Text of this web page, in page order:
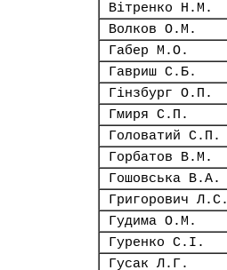
Вітренко Н.М.
Волков О.М.
Габер М.О.
Гавриш С.Б.
Гінзбург О.П.
Гмиря С.П.
Головатий С.П.
Горбатов В.М.
Гошовська В.А.
Григорович Л.С.
Гудима О.М.
Гуренко С.І.
Гусак Л.Г.